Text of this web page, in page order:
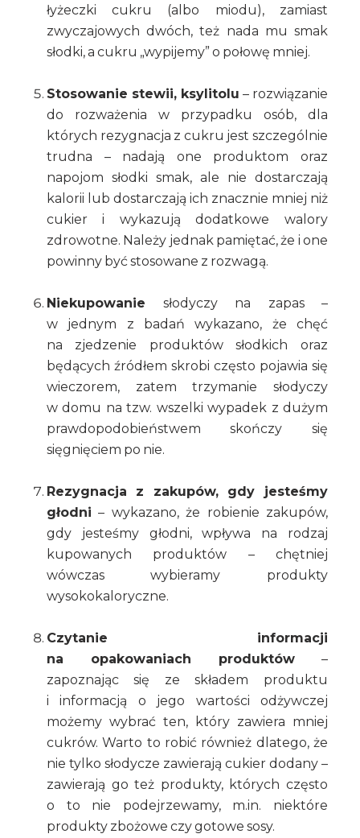
łyżeczki cukru (albo miodu), zamiast
zwyczajowych dwóch, też nada mu smak
słodki, a cukru „wypijemy” o połowę mniej.
Stosowanie stewii, ksylitolu – rozwiązanie
do rozważenia w przypadku osób, dla
których rezygnacja z cukru jest szczególnie
trudna – nadają one produktom oraz
napojom słodki smak, ale nie dostarczają
kalorii lub dostarczają ich znacznie mniej niż
cukier i wykazują dodatkowe walory
zdrowotne. Należy jednak pamiętać, że i one
powinny być stosowane z rozwagą.
Niekupowaniesłodyczy na zapas –
w jednym z badań wykazano, że chęć
na zjedzenie produktów słodkich oraz
będących źródłem skrobi często pojawia się
wieczorem, zatem trzymanie słodyczy
w domu na tzw. wszelki wypadek z dużym
prawdopodobieństwem skończy się
sięgnięciem po nie.
Rezygnacja z zakupów, gdy jesteśmy
głodni – wykazano, że robienie zakupów,
gdy jesteśmy głodni, wpływa na rodzaj
kupowanych produktów – chętniej
wówczas wybieramy produkty
wysokokaloryczne.
Czytanie informacji
na opakowaniach produktów–
zapoznając się ze składem produktu
i informacją o jego wartości odżywczej
możemy wybrać ten, który zawiera mniej
cukrów. Warto to robić również dlatego, że
nie tylko słodycze zawierają cukier dodany –
zawierają go też produkty, których często
o to nie podejrzewamy, m.in. niektóre
produkty zbożowe czy gotowe sosy.